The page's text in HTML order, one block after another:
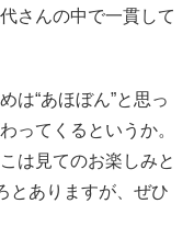
さんの中で一貫して
は“あほぼん”と思っ
ってくるというか。
は見てのお楽しみと
とありますが、ぜひ